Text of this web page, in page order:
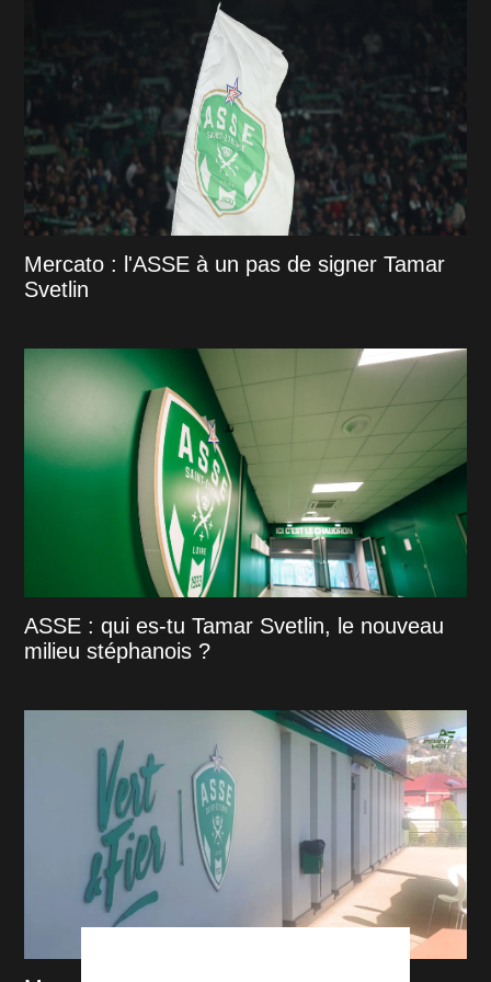
Mercato : l'ASSE à un pas de signer Tamar
Svetlin
ASSE : qui es-tu Tamar Svetlin, le nouveau
milieu stéphanois ?